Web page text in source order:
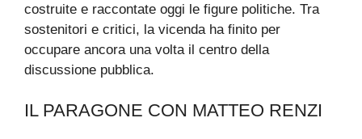
costruite e raccontate oggi le figure politiche. Tra
sostenitori e critici, la vicenda ha finito per
occupare ancora una volta il centro della
discussione pubblica.
IL PARAGONE CON MATTEO RENZI